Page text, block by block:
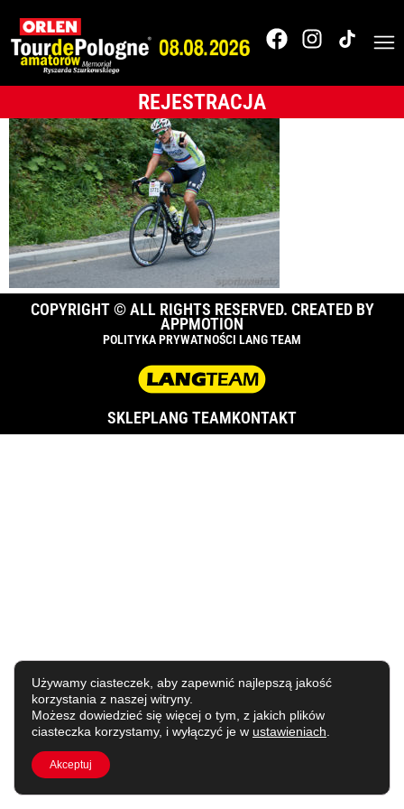
REJESTRACJA
Tour de Pologne
Amatorów
COPYRIGHT © ALL RIGHTS RESERVED. CREATED BY
APPMOTION
POLITYKA PRYWATNOŚCI LANG TEAM
SKLEPLANG TEAMKONTAKT
Używamy ciasteczek, aby zapewnić najlepszą jakość
korzystania z naszej witryny.
Możesz dowiedzieć się więcej o tym, z jakich plików
ciasteczka korzystamy, i wyłączyć je w ustawieniach
Akceptuj